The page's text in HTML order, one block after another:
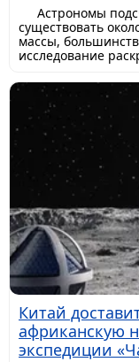
Астрономы
существовать
массы,
исследование
Китай
африканскую
экспедиции